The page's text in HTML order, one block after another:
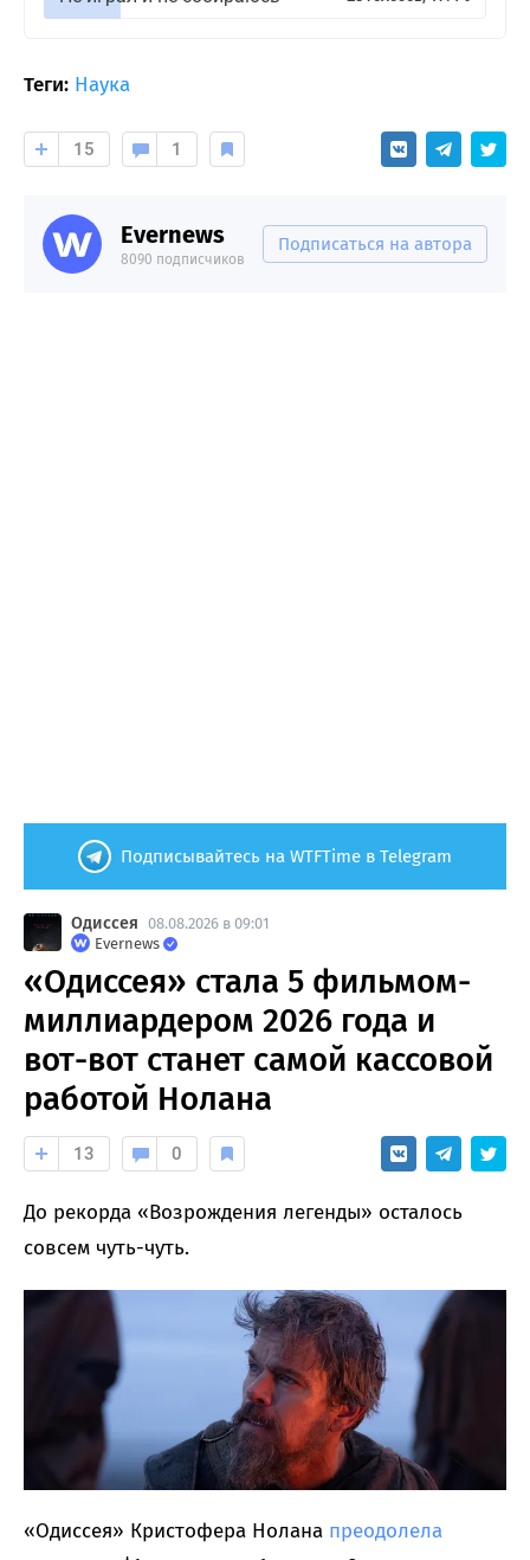
Теги: Наука
15 1
Evernews
8090 подписчиков
Подписаться на автора
Подписывайтесь на WTFTime в Telegram
Одиссея 08.08.2026 в 09:01
Evernews
«Одиссея» стала 5 фильмом-
миллиардером 2026 года и
вот-вот станет самой кассовой
работой Нолана
13 0
До рекорда «Возрождения легенды» осталось
совсем чуть-чуть.
«Одиссея» Кристофера Нолана преодолела